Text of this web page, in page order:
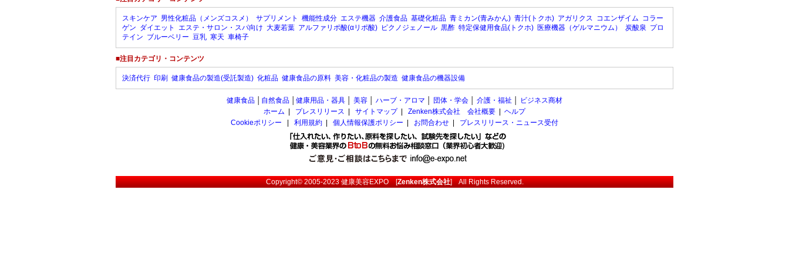
スキンケア 男性化粧品（メンズコスメ） サプリメント 機能性成分 エステ機器 介護食品 基礎化粧品 青ミカン(青みかん) 青汁(トクホ) アガリクス コエンザイム コラー
ゲン ダイエット エステ・サロン・スパ向け 大麦若葉 アルファリポ酸(αリポ酸) ピクノジェノール 黒酢 特定保健用食品(トクホ) 医療機器（ゲルマニウム） 炭酸泉 プロ
テイン ブルーベリー 豆乳 寒天 車椅子
■注目カテゴリ・コンテンツ
決済代行 印刷 健康食品の製造(受託製造) 化粧品 健康食品の原料 美容・化粧品の製造 健康食品の機器設備
健康食品 自然食品 健康用品・器具 美容 ハーブ・アロマ 団体・学会 介護・福祉
ビジネス商材
ホーム
プレスリリース サイトマップ| Zenken株式会社 会社概要
ヘルプ
Cookieポリシー
利用規約 個人情報保護ポリシー お問合わせ プレスリリース・ニュース受付
Copyright© 2005-2023健康美容EXPO[Zenken株式会社] All Rights Reserved.